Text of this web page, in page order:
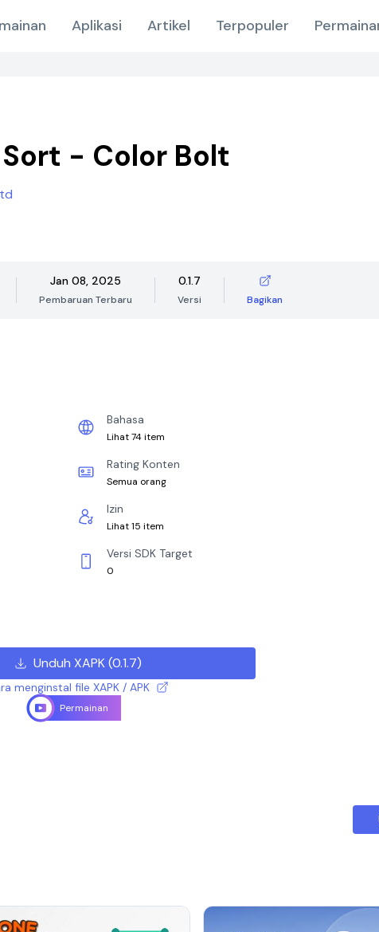
Aplikasi Artikel Terpopuler
- Color Bolt
Jan 08, 2025
Pembaruan Terbaru
0.1.7
Versi Bagikan
Bahasa
Lihat 74 item
Rating Konten
Semua orang
Izin
Lihat 15 item
Versi SDK Target
0
Unduh XAPK(0.1.7)
menginstal file XAPK / APK
Permainan